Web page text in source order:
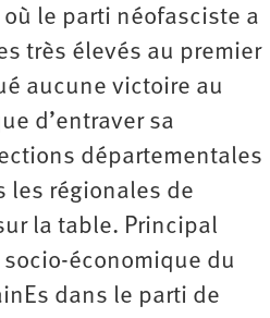
le parti néofasciste a
très élevés au premier
aucune victoire au
d’entraver sa
départementales
les régionales de
la table. Principal
économique du
dans le parti de